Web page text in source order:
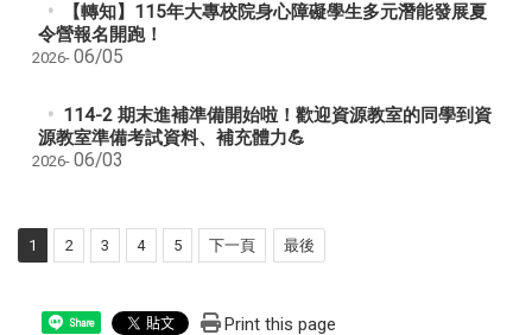
【轉知】115年大專校院身心障礙學生多元潛能發展夏
令營報名開跑！
2026- 06/05
114-2 期末進補準備開始啦！歡迎資源教室的同學到資
源教室準備考試資料、補充體力💪
2026- 06/03
1 2 3 4 5 下一頁 最後
Share Print this page